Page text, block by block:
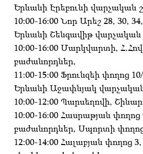
Երևանի Էրեբունի վարչական
10:00-16:00 Նոր Արեշ 28, 30,
Երևանի Շենգավիթ վարչական
10:00-16:00 Մարկվարտի,
բաժանորդներ,
11:00-15:00 Ֆրունզեի փողոց
Երևանի Աջափնյակ վարչական
10:00-12:00 Պարսեղովի,
10:00-16:00 Հասրաթյան փողոց
բաժանորդներ, Սպորտի
12:00-14:00 Հալաբյան փողոց